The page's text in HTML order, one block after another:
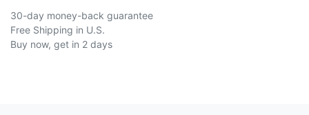
30-day money-back guarantee
Free Shipping in U.S.
Buy now, get in 2 days